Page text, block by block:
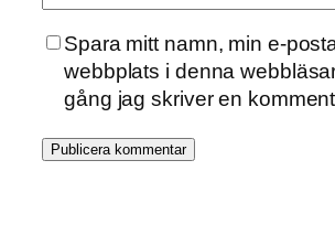
Spara mitt namn, min e-
webbplats i denna
gång jag skriver en